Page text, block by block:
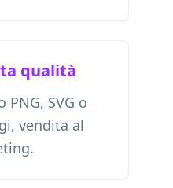
qualità
SVG o
vendita al